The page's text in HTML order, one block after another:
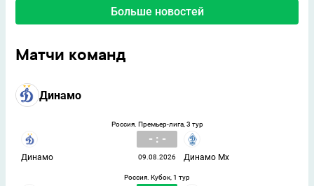
Матчи команд
Динамо
Россия. Премьер-лига, 3 тур
Динамо
- : -
09.08.2026 Динамо Мх
Россия. Кубок, 1 тур
Больше новостей